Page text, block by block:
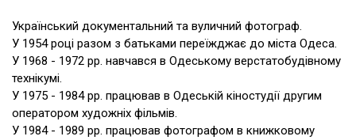
Український документальний та вуличний фотограф.
У 1954 році разом з батьками переїжджає до міста Одеса.
У 1968 - 1972 рр. навчався в Одеському верстатобудівному
технікумі.
У 1975 - 1984 рр. працював в Одеській кіностудії другим
оператором художніх фільмів.
У 1984 - 1989 рр. працював фотографом в книжковому